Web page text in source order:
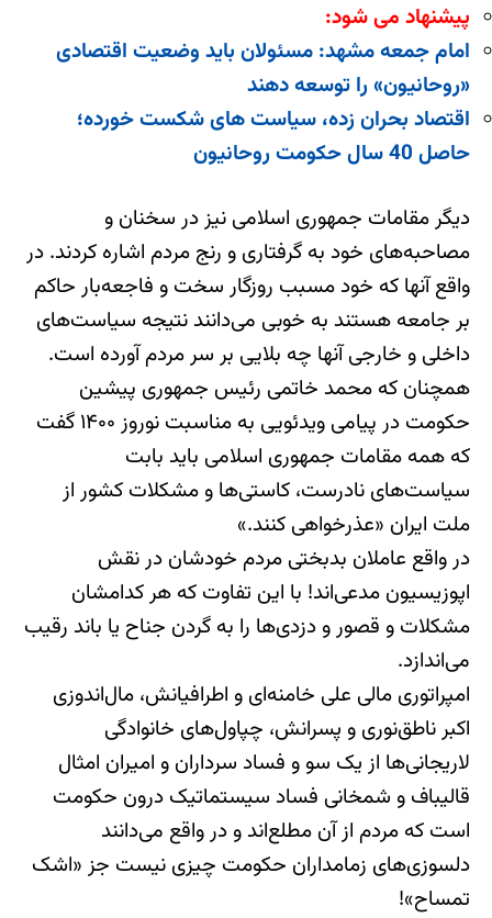
پیشنهاد می شود:
امام جمعه مشهد: مسئولان باید وضعیت اقتصادی
«روحانیون» را توسعه دهند
اقتصاد بحران زده، سیاست های شکست خورده؛
حاصل 40 سال حکومت روحانیون
دیگر مقامات جمهوری اسلامی نیز در سخنان و
مصاحبه‌های خود به گرفتاری و رنج مردم اشاره کردند. در
واقع آنها که خود مسبب روزگار سخت و فاجعه‌بار حاکم
بر جامعه هستند به خوبی می‌دانند نتیجه سیاست‌های
داخلی و خارجی آنها چه بلایی بر سر مردم آورده است.
همچنان که محمد خاتمی رئیس جمهوری پیشین
حکومت در پیامی ویدئویی به مناسبت نوروز ۱۴۰۰ گفت
که همه مقامات جمهوری اسلامی باید بابت
سیاست‌های نادرست، کاستی‌ها و مشکلات کشور از
ملت ایران «عذرخواهی کنند.»
در واقع عاملان بدبختی مردم خودشان در نقش
اپوزیسیون مدعی‌اند! با این تفاوت که هر کدامشان
مشکلات و قصور و دزدی‌ها را به گردن جناح یا باند رقیب
می‌اندازد.
امپراتوری مالی علی خامنه‌ای و اطرافیانش، مال‌اندوزی
اکبر ناطق‌نوری‌ و پسرانش، چپاول‌های خانوادگی
لاریجانی‌ها از یک سو و فساد سرداران و امیران امثال
قالیباف و شمخانی فساد سیستماتیک درون حکومت
است که مردم از آن مطلع‌اند و در واقع می‌دانند
دلسوزی‌های زمامداران حکومت چیزی نیست جز «اشک
تمساح»!